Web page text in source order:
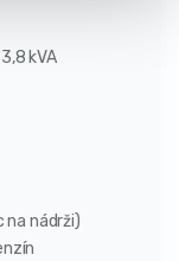
kVA
na nádrži)